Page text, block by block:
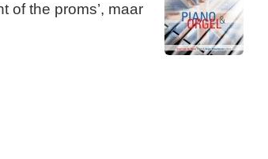
of the proms’, maar